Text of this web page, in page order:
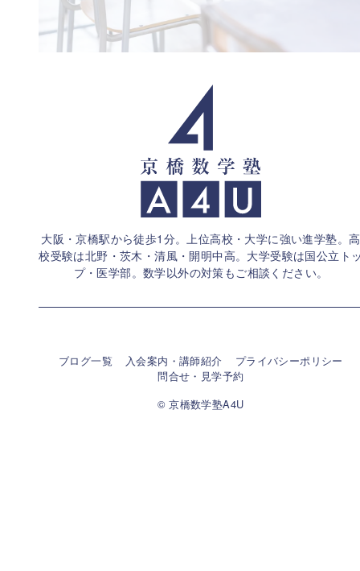
大阪・京橋駅から徒歩1分。上位高校・大学に強い進学塾。高
校受験は北野・茨木・清風・開明中高。大学受験は国公立ト
プ・医学部。 数学以外の対策もご相談ください。
ブログ一覧 入会案内・講師紹介
プライバシーポリシー
問合せ・見学予約
© 京橋数学塾A4U